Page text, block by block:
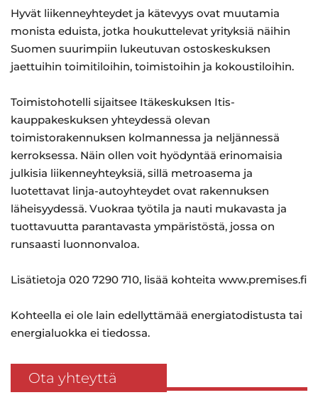
Hyvät liikenneyhteydet ja kätevyys ovat muutamia
monista eduista, jotka houkuttelevat yrityksiä näihin
Suomen suurimpiin lukeutuvan ostoskeskuksen
jaettuihin toimitiloihin, toimistoihin ja kokoustiloihin.
Toimistohotelli sijaitsee Itäkeskuksen Itis-
kauppakeskuksen yhteydessä olevan
toimistorakennuksen kolmannessa ja neljännessä
kerroksessa. Näin ollen voit hyödyntää erinomaisia
julkisia liikenneyhteyksiä, sillä metroasema ja
luotettavat linja-autoyhteydet ovat rakennuksen
läheisyydessä. Vuokraa työtila ja nauti mukavasta ja
tuottavuutta parantavasta ympäristöstä, jossa on
runsaasti luonnonvaloa.
Lisätietoja 020 7290 710, lisää kohteita www.premises.fi
Kohteella ei ole lain edellyttämää energiatodistusta tai
energialuokka ei tiedossa.
Ota yhteyttä